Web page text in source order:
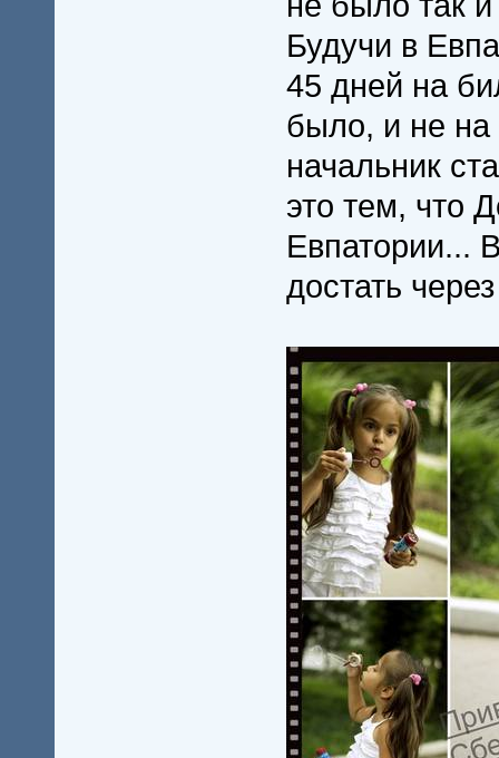
Будучи в
45 дней на
было, и не на
начальник
это тем, что
Евпатории...
достать